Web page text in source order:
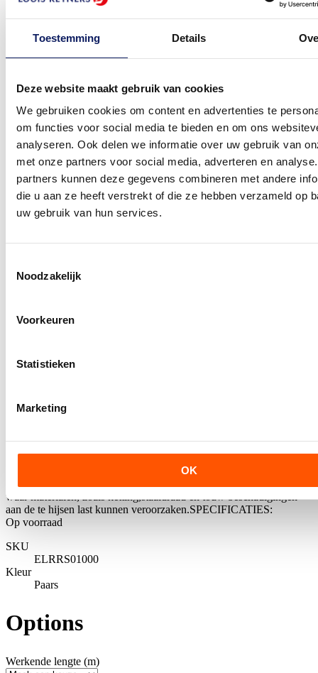
Toestemming Details
Deze website maakt gebruik van cookies
We gebruiken cookies om content en advertenties te
om functies voor social media te bieden en om ons
analyseren. Ook delen we informatie over uw gebruik van
met onze partners voor social media, adverteren en
partners kunnen deze gegevens combineren met andere
die u aan ze heeft verstrekt of die ze hebben verzameld op
uw gebruik van hun services.
Noodzakelijk
Voorkeuren
Statistieken
Marketing
OK
View larger image
View larger image
View larger image
ELLERsling polyester hijsbanden of rondstroppen worden gebruikt
waar materialen, zoals ketting,staaldraad en touw beschadigingen
aan de te hijsen last kunnen veroorzaken.SPECIFICATIES:
Op voorraad
SKU
ELRRS01000
Kleur
Paars
Options
Werkende lengte (m)